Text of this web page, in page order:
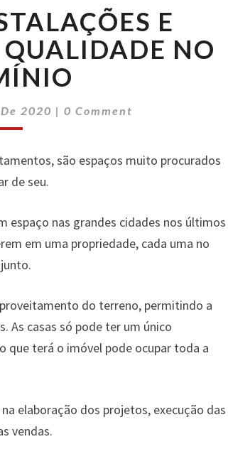
E
NO
2020 |Comments
0 Comment
são espaços muito procurados
de seu.
espaço nas grandes cidades nos últimos
em uma propriedade, cada uma no
do terreno, permitindo a
As casas só pode ter um único
que terá o imóvel pode ocupar toda a
elaboração dos projetos, execução das
vendas.